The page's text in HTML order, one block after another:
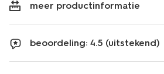
meer productinformatie
beoordeling: 4.5 (uitstekend)